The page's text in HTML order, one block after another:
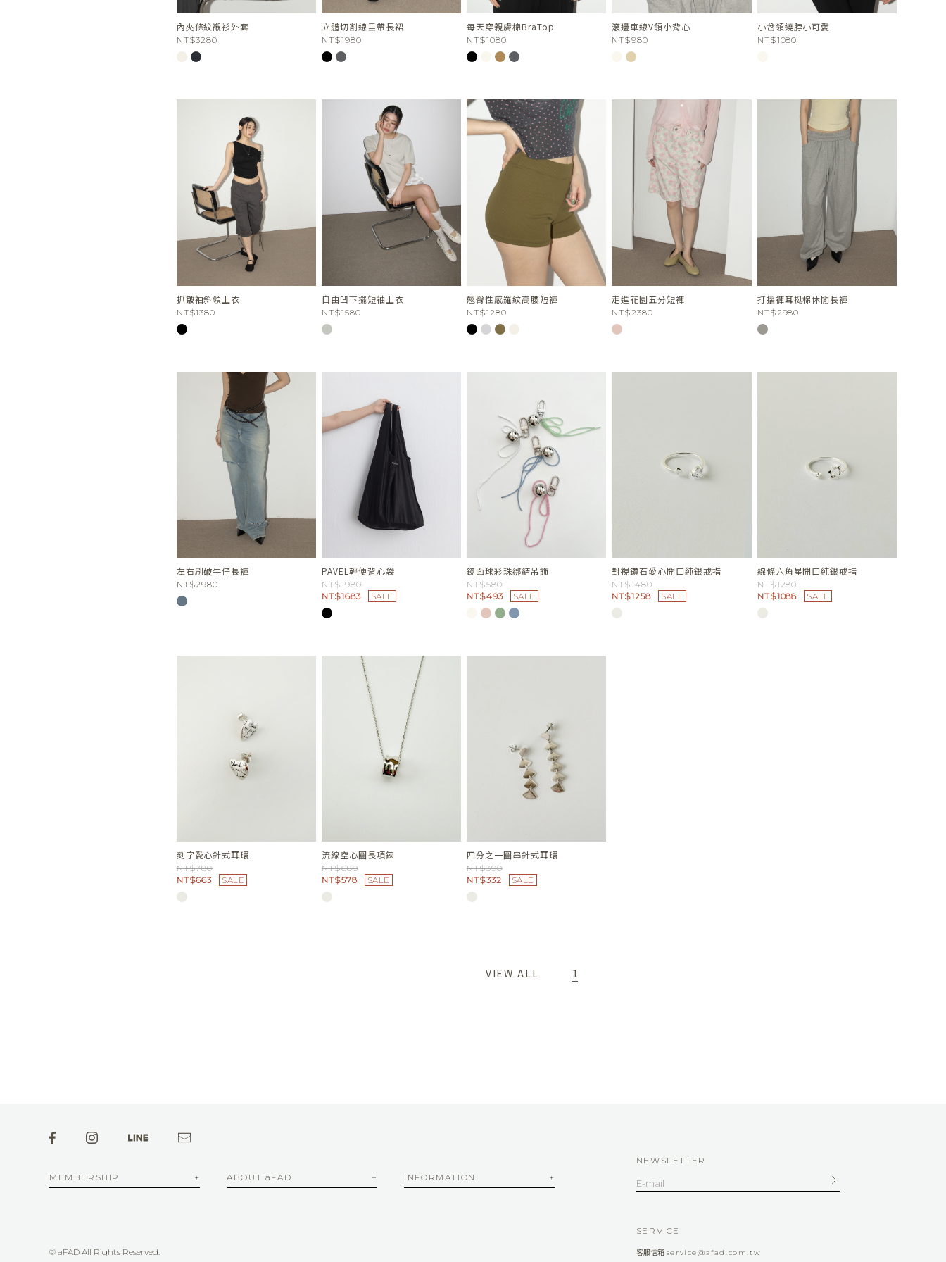
內夾條紋襯衫外套
NT$3280
立體切割線垂帶長裙
NT$1980
每天穿親膚棉BraTop
NT$1080
滾邊車線V領小背心
NT$980
小岔領繞脖小可愛
NT$1080
抓皺袖斜領上衣
NT$1380
自由凹下擺短袖上衣
NT$1580
翹臀性感羅紋高腰短褲
NT$1280
走進花園五分短褲
NT$2380
打摺褲耳挺棉休閒長褲
NT$2980
左右刷破牛仔長褲
NT$2980
PAVEL輕便背心袋
NT$1980
NT$1683
SALE
鏡面球彩珠綁結吊飾
NT$580
NT$493
SALE
對視鑽石愛心開口純銀戒指
NT$1480
NT$1258
SALE
線條六角星開口純銀戒指
NT$1280
NT$1088
SALE
刻字愛心針式耳環
NT$780
NT$663
SALE
流線空心圓長項鍊
NT$680
NT$578
SALE
四分之一圓串針式耳環
NT$390
NT$332
SALE
VIEW ALL 1
MEMBERSHIP ABOUT aFAD INFORMATION
NEWSLETTER
SERVICE
客服信箱 service@afad.com.tw
© aFAD All Rights Reserved.